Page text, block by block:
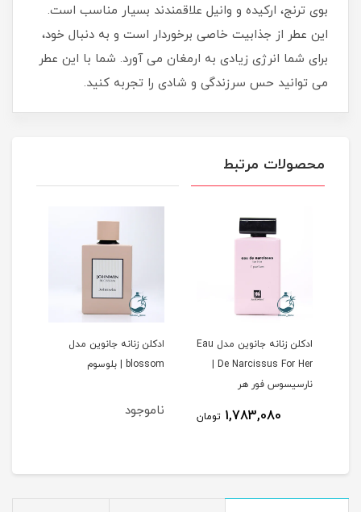
بوی ترنج، ارکیده و وانیل علاقمندند بسیار مناسب است.
این عطر از جذابیت خاصی برخوردار است و به دنبال خود،
برای شما انرژی زیادی به ارمغان می آورد. شما با این عطر
می توانید حس سرزندگی و شادی را تجربه کنید.
محصولات مرتبط
ادکلن زنانه جانوین مدل Eau
نارسیسوس فور هر
1,783,080 تومان
ادکلن زنانه جانوین مدل
blossom | بلوسوم
ناموجود